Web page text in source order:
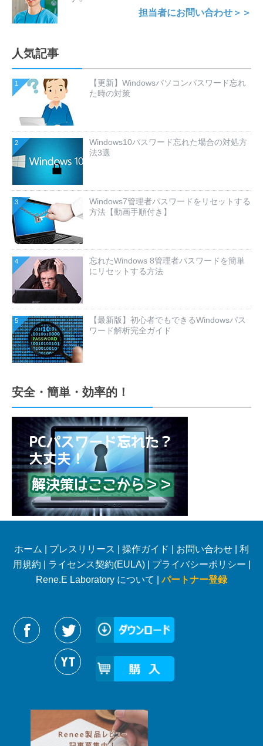
担当者にお問い合わせ＞＞
人気記事
1
【更新】Windowsパソコンパスワード忘れ
た時の対策
2
Windows10パスワード忘れた場合の対処方
法3選
3
Windows7管理者パスワードをリセットする
方法【動画手順付き】
4
忘れたWindows 8管理者パスワードを簡単
にリセットする方法
5
【最新版】初心者でもできるWindowsパス
ワード解析完全ガイド
安全・簡単・効率的！
ホーム プレスリリース 操作ガイド お問い合わせ
利
用規約
ライセンス契約(EULA)| プライバシーポリシー
Rene.E Laboratory について |パートナー登録
Reneelabをフォローする